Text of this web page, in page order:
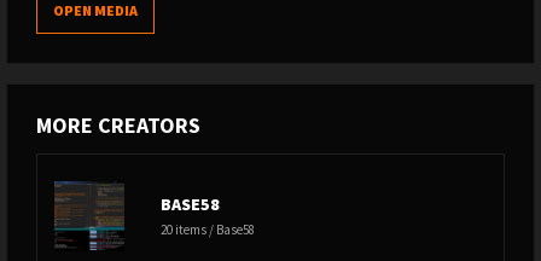
OPEN MEDIA
MORE CREATORS
BASE58
20 items / Base58